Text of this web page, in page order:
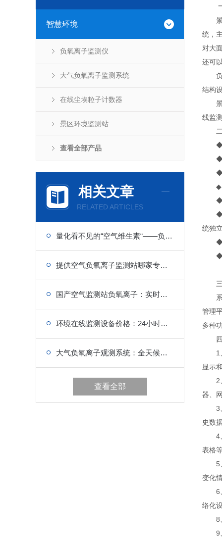
智慧环境
负氧离子监测仪
大气负氧离子监测系统
在线尘埃粒子计数器
景区环境监测站
查看全部产品
相关文章
RELATED ARTICLES
量化看不见的“空气维生素“——负氧离子在线监测系统的原理与多场景应用
提供空气负氧离子监测站哪家专业：长期保障监测数值精准度
国产空气监测站负氧离子：实时数据上传，环境动态掌控
环境在线监测设备价格：24小时不间断值守，超标指标自动告警
大气负氧离子观测系统：全天候运行，支撑生态环境研究
查看全部
一
景区
统，
对大
还可
负氧
结构
景区
线监
二
◆ 实
◆ 全
◆ 用
◆
◆ 数
◆ 可
统独
◆ 稳
◆ 整
三
系统
管理
多种
四
1、
显示
2、
器、
3、
史数
4、
表格
5、*
变化
6、
络化
8、
9、